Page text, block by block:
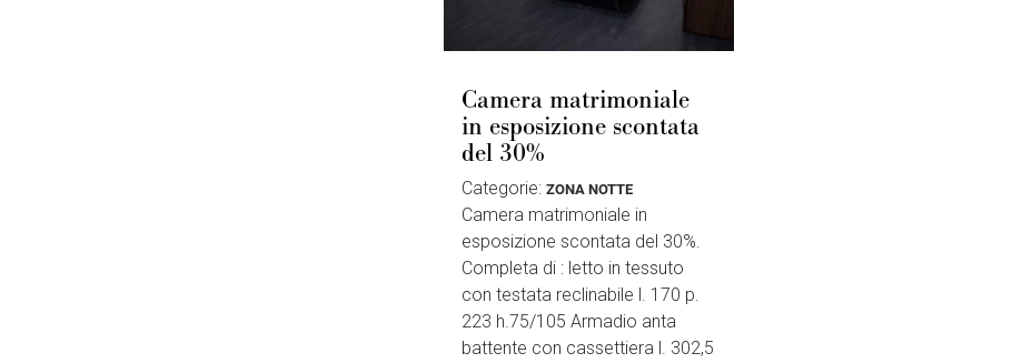
Camera matrimoniale
in esposizione scontata
del 30%
Categorie: ZONA NOTTE
Camera matrimoniale in
esposizione scontata del 30%.
Completa di : letto in tessuto
con testata reclinabile l. 170 p.
223 h.75/105 Armadio anta
battente con cassettiera l. 302,5